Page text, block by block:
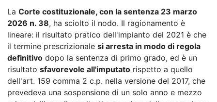
La Corte costituzionale, con la sentenza 23 marzo
2026 n. 38, ha sciolto il nodo. Il ragionamento è
lineare: il risultato pratico dell'impianto del 2021 è che
il termine prescrizionale si arresta in modo di regola
definitivo dopo la sentenza di primo grado, ed è un
risultato sfavorevole all'imputato rispetto a quello
dell'art. 159 comma 2 c.p. nella versione del 2017, che
prevedeva una sospensione di un solo anno e mezzo